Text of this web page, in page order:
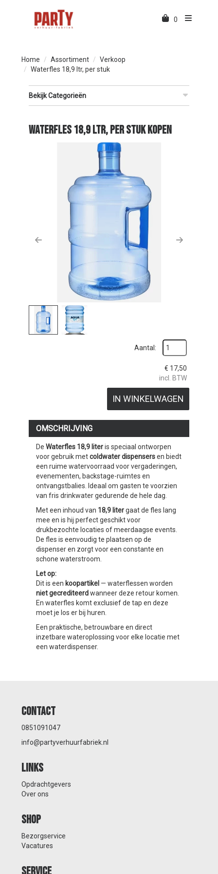
0
Home Assortiment
Verkoop
Waterfles 18,9 ltr, per stuk
Bekijk Categorieën
Waterfles 18,9 ltr, per stuk kopen
Previous Next
Aantal:
€ 17,50
incl. BTW
IN WINKELWAGEN
OMSCHRIJVING
De Waterfles 18,9 literis speciaal ontworpen
voor gebruik metcoldwater dispensersen biedt
een ruime watervoorraad voor vergaderingen,
evenementen, backstage-ruimtes en
ontvangstbalies. Ideaal om gasten te voorzien
van fris drinkwater gedurende de hele dag.
Met een inhoud van 18,9 litergaat de fles lang
mee en is hij perfect geschikt voor
drukbezochte locaties of meerdaagse events.
De fles is eenvoudig te plaatsen op de
dispenser en zorgt voor een constante en
schone waterstroom.
Let op:
Dit is een koopartikel — waterflessen worden
niet gecrediteerdwanneer deze retour komen.
En waterfles komt exclusief de tap en deze
moet je los er bij huren.
Een praktische, betrouwbare en direct
inzetbare wateroplossing voor elke locatie met
een waterdispenser.
Contact
0851091047
info@partyverhuurfabriek.nl
Links
Opdrachtgevers
Over ons
Shop
Bezorgservice
Vacatures
Service